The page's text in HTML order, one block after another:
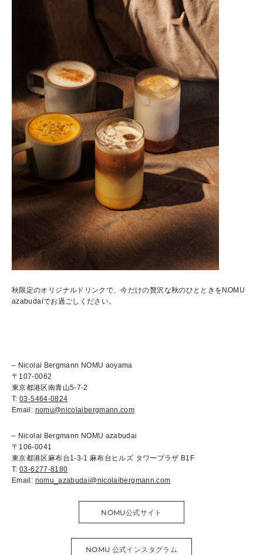
秋限定のオリジナルドリンクで、今だけの贅沢な秋のひとときをNOMU
azabudaiでお過ごしください。
– Nicolai Bergmann NOMU aoyama
〒107-0062
東京都港区南青山5-7-2
T:03-5464-0824
Email: nomu@nicolaibergmann.com
– Nicolai Bergmann NOMU azabudai
〒106-0041
東京都港区麻布台1-3-1 麻布台ヒルズ タワープラザ B1F
T:03-6277-8180
Email: nomu_azabudai@nicolaibergmann.com
NOMU公式サイト
NOMU 公式インスタグラム